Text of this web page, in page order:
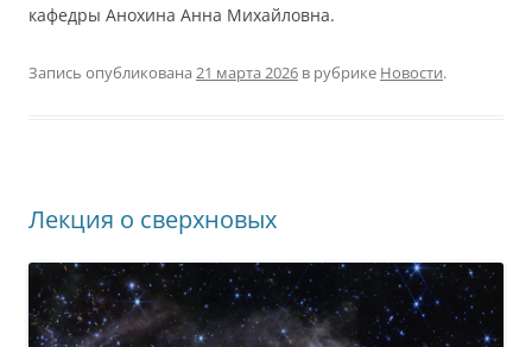
кафедры Анохина Анна Михайловна.
Запись опубликована 21 марта 2026 в рубрике Новости.
Лекция о сверхновых